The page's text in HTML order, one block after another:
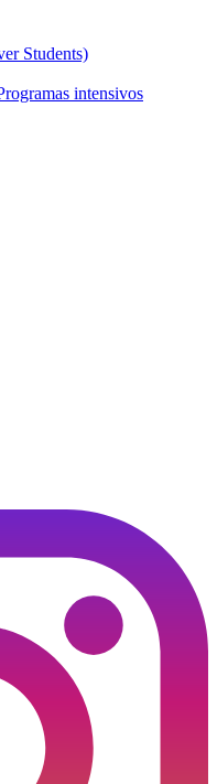
Students)
intensivos